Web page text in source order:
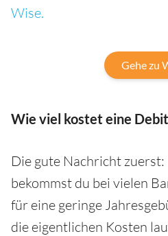
Wise.
Gehe zu
Wie viel kostet eine
Die gute Nachricht
bekommst du bei vielen
für eine geringe
die eigentlichen Kosten